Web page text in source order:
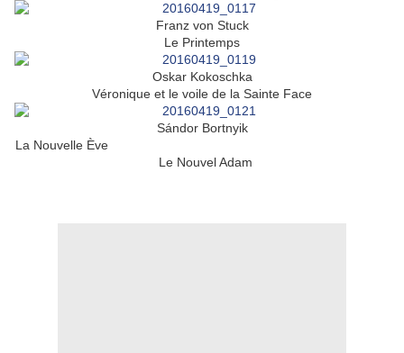
Franz von Stuck
Le Printemps
Oskar Kokoschka
Véronique et le voile de la Sainte Face
Sándor Bortnyik
La Nouvelle Ève
Le Nouvel Adam